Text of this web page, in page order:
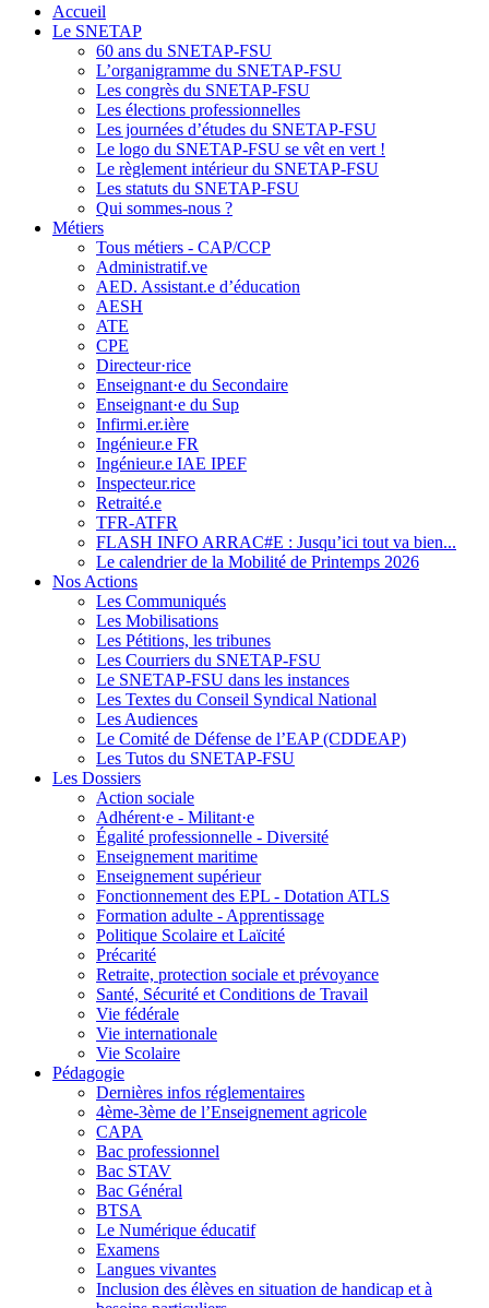
Accueil
Le SNETAP
60 ans du SNETAP-FSU
L’organigramme du SNETAP-FSU
Les congrès du SNETAP-FSU
Les élections professionnelles
Les journées d’études du SNETAP-FSU
Le logo du SNETAP-FSU se vêt en vert !
Le règlement intérieur du SNETAP-FSU
Les statuts du SNETAP-FSU
Qui sommes-nous ?
Métiers
Tous métiers - CAP/CCP
Administratif.ve
AED. Assistant.e d’éducation
AESH
ATE
CPE
Directeur·rice
Enseignant·e du Secondaire
Enseignant·e du Sup
Infirmi.er.ière
Ingénieur.e FR
Ingénieur.e IAE IPEF
Inspecteur.rice
Retraité.e
TFR-ATFR
FLASH INFO ARRAC#E : Jusqu’ici tout va bien...
Le calendrier de la Mobilité de Printemps 2026
Nos Actions
Les Communiqués
Les Mobilisations
Les Pétitions, les tribunes
Les Courriers du SNETAP-FSU
Le SNETAP-FSU dans les instances
Les Textes du Conseil Syndical National
Les Audiences
Le Comité de Défense de l’EAP (CDDEAP)
Les Tutos du SNETAP-FSU
Les Dossiers
Action sociale
Adhérent·e - Militant·e
Égalité professionnelle - Diversité
Enseignement maritime
Enseignement supérieur
Fonctionnement des EPL - Dotation ATLS
Formation adulte - Apprentissage
Politique Scolaire et Laïcité
Précarité
Retraite, protection sociale et prévoyance
Santé, Sécurité et Conditions de Travail
Vie fédérale
Vie internationale
Vie Scolaire
Pédagogie
Dernières infos réglementaires
4ème-3ème de l’Enseignement agricole
CAPA
Bac professionnel
Bac STAV
Bac Général
BTSA
Le Numérique éducatif
Examens
Langues vivantes
Inclusion des élèves en situation de handicap et à